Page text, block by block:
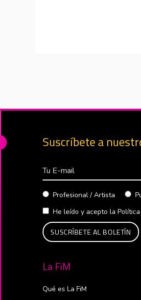
Suscríbete a
Correo Electrónico
Profesional / Artista
He leído y acepto la
La FiM
Qué es La FiM